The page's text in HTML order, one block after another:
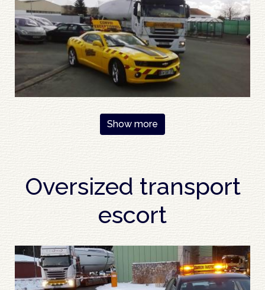
Show more
Oversized transport
escort